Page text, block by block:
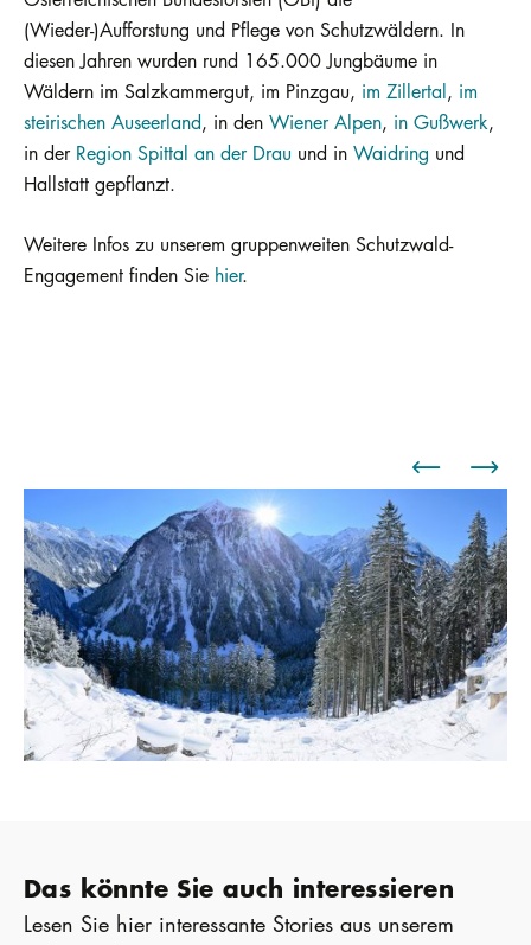
(Wieder-)Aufforstung und Pflege von Schutzwäldern. In
diesen Jahren wurden rund 165.000 Jungbäume in
Wäldern im Salzkammergut, im Pinzgau, im Zillertal, im
steirischen Auseerland, in den Wiener Alpen, in Gußwerk,
in der Region Spittal an der Drau und in Waidring und
Hallstatt gepflanzt.
Weitere Infos zu unserem gruppenweiten Schutzwald-
Engagement finden Sie hier.
Das könnte Sie auch interessieren
Lesen Sie hier interessante Stories aus unserem